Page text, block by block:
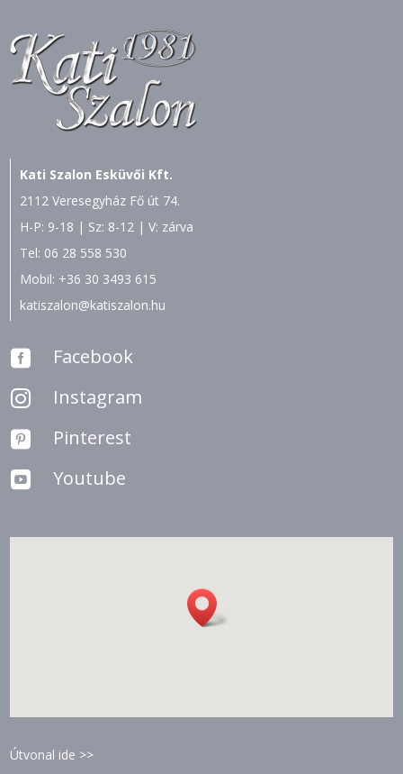
Kati Szalon Esküvői Kft.
2112 Veresegyház Fő út 74.
H-P: 9-18 | Sz: 8-12 | V: zárva
Tel: 06 28 558 530
Mobil: +36 30 3493 615
katiszalon@katiszalon.hu
 Facebook
 Instagram
 Pinterest
 Youtube
Útvonal ide >>